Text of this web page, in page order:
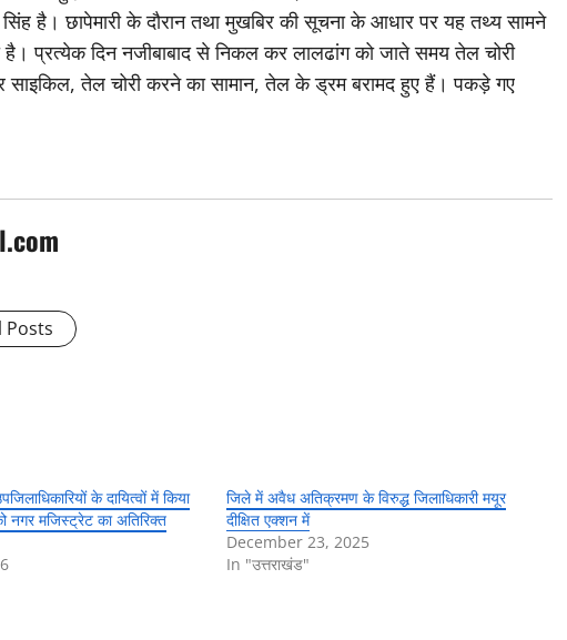
है। छापेमारी के दौरान तथा मुखबिर की सूचना के आधार पर यह तथ्य सामने
है। प्रत्येक दिन नजीबाबाद से निकल कर लालढांग को जाते समय तेल चोरी
तेल चोरी करने का सामान, तेल के ड्रम बरामद हुए हैं। पकड़े गए
Posts
के दायित्वों में किया
नगर मजिस्ट्रेट का अतिरिक्त
जिले में अवैध अतिक्रमण के विरुद्ध जिलाधिकारी मयूर
दीक्षित एक्शन में
December 23, 2025
In "उत्तराखंड"